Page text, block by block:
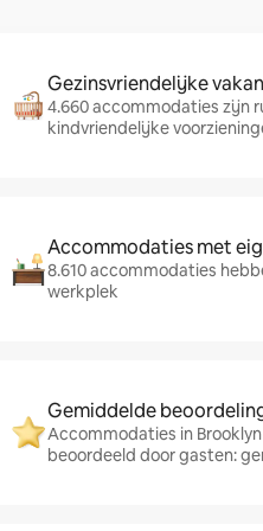
Gezinsvriendelijke
4.660 accommodaties zijn
kindvriendelijke
Accommodaties met
8.610 accommodaties
werkplek
Gemiddelde
Accommodaties in
beoordeeld door gasten: